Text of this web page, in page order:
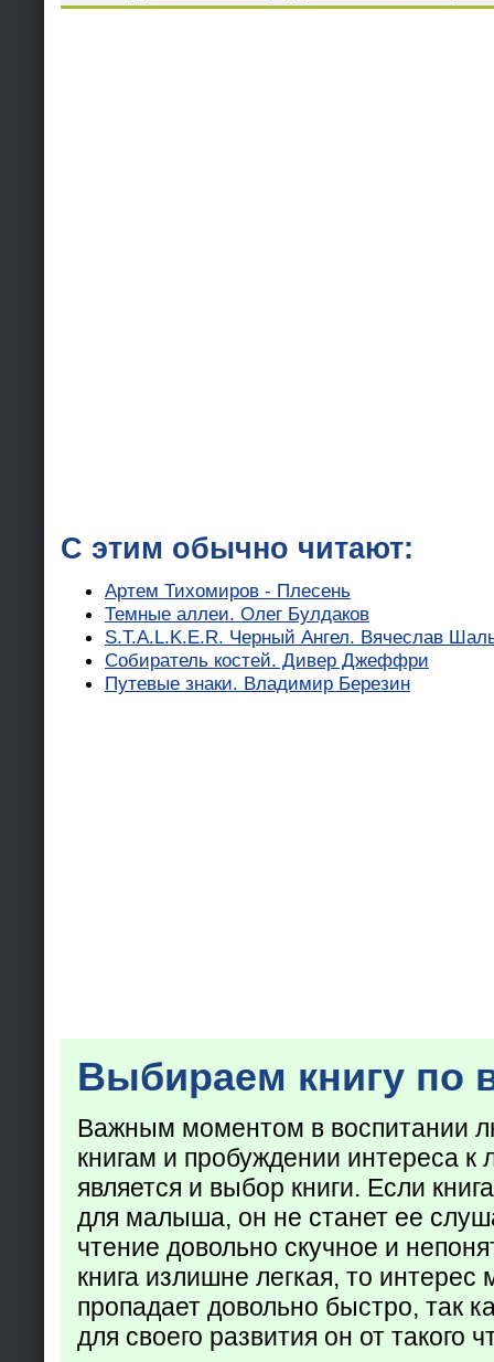
С этим обычно читают:
Артем Тихомиров - Плесень
Темные аллеи. Олег Булдаков
S.T.A.L.K.E.R. Черный Ангел. Вячеслав
Собиратель костей. Дивер Джеффри
Путевые знаки. Владимир Березин
Выбираем книгу по
Важным моментом в воспитании
книгам и пробуждении интереса к
является и выбор книги. Если
для малыша, он не станет ее
чтение довольно скучное и
книга излишне легкая, то
пропадает довольно быстро, так
для своего развития он от такого